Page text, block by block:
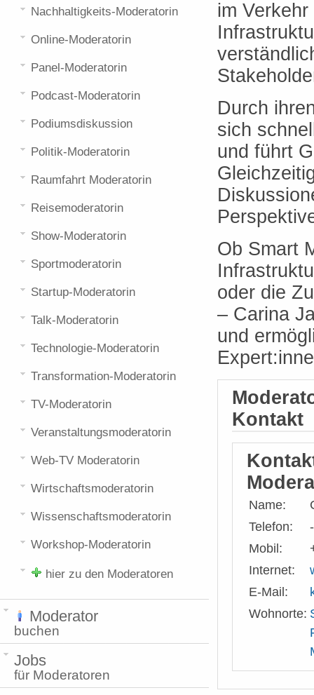
im
Durch
sich
und führt
Ob Smart
oder die
– Carina
und
Kontakt
Name:
Telefon:
-
Mobil:
Internet:
E-Mail:
Wohnorte:
Nachhaltigkeits-Moderatorin
Online-Moderatorin
Panel-Moderatorin
Podcast-Moderatorin
Podiumsdiskussion
Politik-Moderatorin
Raumfahrt Moderatorin
Reisemoderatorin
Show-Moderatorin
Sportmoderatorin
Startup-Moderatorin
Talk-Moderatorin
Technologie-Moderatorin
Transformation-Moderatorin
TV-Moderatorin
Veranstaltungsmoderatorin
Web-TV Moderatorin
Wirtschaftsmoderatorin
Wissenschaftsmoderatorin
Workshop-Moderatorin
hier zu den Moderatoren
Moderator
buchen
Jobs
für Moderatoren